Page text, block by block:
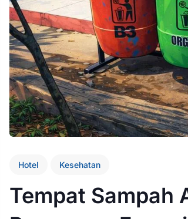
Hotel Kesehatan
Tempat Sampah